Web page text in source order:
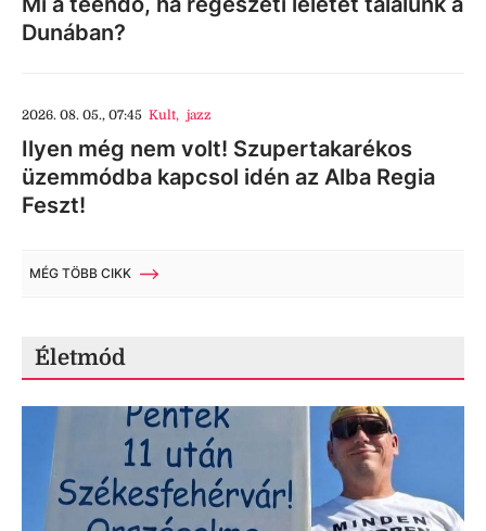
Dunában?
2026. 08. 05., 07:45 Kult, jazz
Ilyen még nem volt! Szupertakarékos
üzemmódba kapcsol idén az Alba Regia
Feszt!
MÉG TÖBB CIKK
Életmód